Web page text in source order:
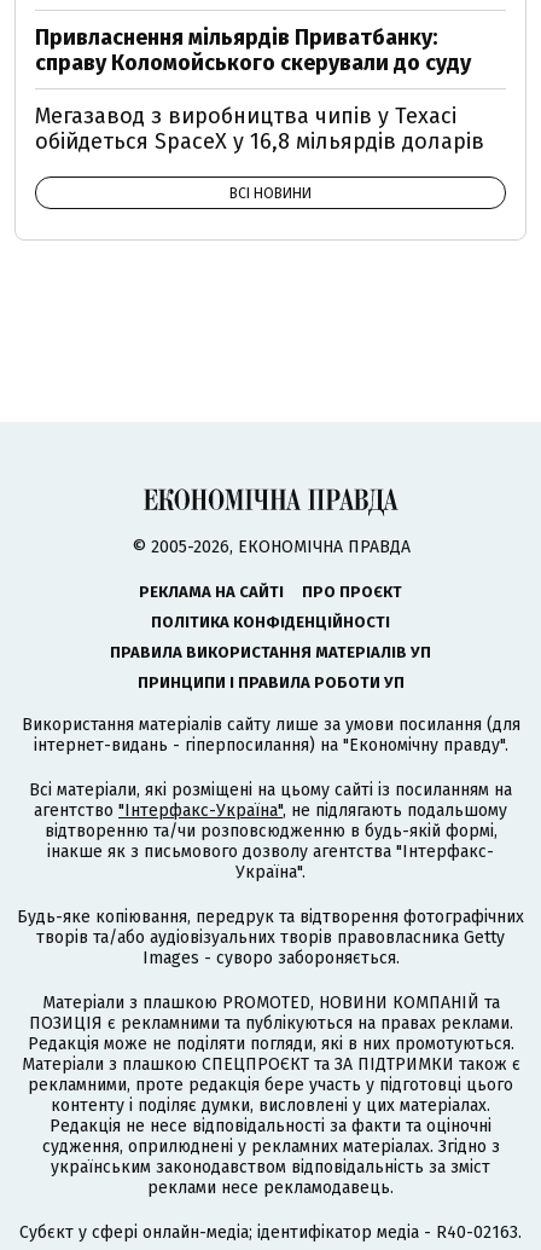
Привласнення мільярдів Приватбанку:
справу Коломойського скерували до суду
Мегазавод з виробництва чипів у Техасі
обійдеться SpaceX у 16,8 мільярдів доларів
ВСІ НОВИНИ
© 2005-2026, ЕКОНОМІЧНА ПРАВДА
РЕКЛАМА НА САЙТІ
ПРО ПРОЄКТ
ПОЛІТИКА КОНФІДЕНЦІЙНОСТІ
ПРАВИЛА ВИКОРИСТАННЯ МАТЕРІАЛІВ УП
ПРИНЦИПИ І ПРАВИЛА РОБОТИ УП
Використання матеріалів сайту лише за умови посилання (для
інтернет-видань - гіперпосилання) на "Економічну правду".
Всі матеріали, які розміщені на цьому сайті із посиланням на
агентство "Інтерфакс-Україна", не підлягають подальшому
відтворенню та/чи розповсюдженню в будь-якій формі,
інакше як з письмового дозволу агентства "Інтерфакс-
Україна".
Будь-яке копіювання, передрук та відтворення фотографічних
творів та/або аудіовізуальних творів правовласника Getty
Images - суворо забороняється.
Матеріали з плашкою PROMOTED, НОВИНИ КОМПАНІЙ та
ПОЗИЦІЯ є рекламними та публікуються на правах реклами.
Редакція може не поділяти погляди, які в них промотуються.
Матеріали з плашкою СПЕЦПРОЄКТ та ЗА ПІДТРИМКИ також є
рекламними, проте редакція бере участь у підготовці цього
контенту і поділяє думки, висловлені у цих матеріалах.
Редакція не несе відповідальності за факти та оціночні
судження, оприлюднені у рекламних матеріалах. Згідно з
українським законодавством відповідальність за зміст
реклами несе рекламодавець.
Cубєкт у сфері онлайн-медіа; ідентифікатор медіа - R40-02163.